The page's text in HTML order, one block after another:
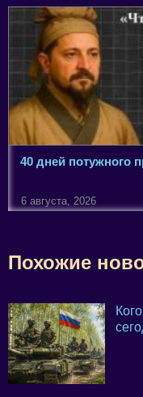
40 дней потужного
6 августа, 2026
Похожие